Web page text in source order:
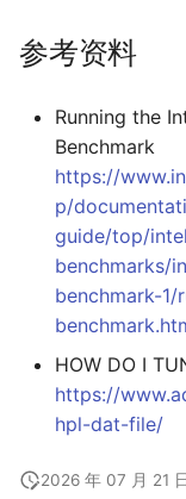
参考资料
Running the
Benchmark
https://
p/
guide/top/
benchmarks/
benchmark-
HOW DO I
https://
hpl-dat-file/
2026 年 07 月 21